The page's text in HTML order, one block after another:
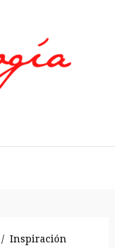
/ Inspiración